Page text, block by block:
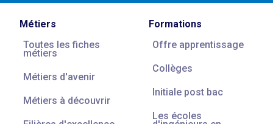
Métiers
Toutes les fiches
métiers
Métiers d'avenir
Métiers à découvrir
Formations
Offre apprentissage
Collèges
Initiale post bac
Les écoles